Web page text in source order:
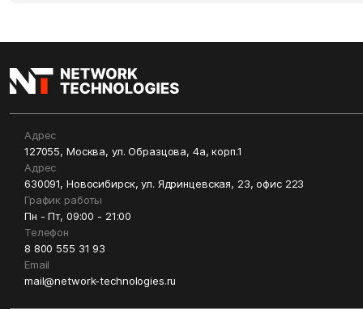
Адрес
127055, Москва, ул. Образцова, 4а, корп.1
Адрес
630091, Новосибирск, ул. Ядринцевская, 23, офис 223
График работы
Пн - Пт, 09:00 - 21:00
Телефон
8 800 555 31 93
Email
mail@network-technologies.ru